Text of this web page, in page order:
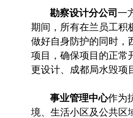
勘察设计分公司一
期间，所有在兰员工积
做好自身防护的同时，
项目，确保项目的正常
更设计、成都局水毁项
事业管理中心作为
境、生活小区及公共区